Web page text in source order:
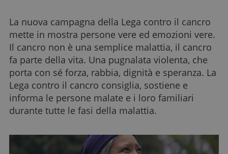
La nuova campagna della Lega contro il cancro
mette in mostra persone vere ed emozioni vere.
Il cancro non è una semplice malattia, il cancro
fa parte della vita. Una pugnalata violenta, che
porta con sé forza, rabbia, dignità e speranza. La
Lega contro il cancro consiglia, sostiene e
informa le persone malate e i loro familiari
durante tutte le fasi della malattia.